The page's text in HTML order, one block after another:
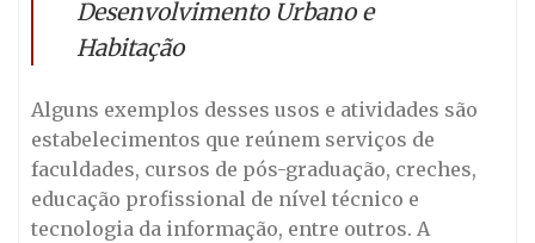
Desenvolvimento Urbano e
Habitação
Alguns exemplos desses usos e atividades são
estabelecimentos que reúnem serviços de
faculdades, cursos de pós-graduação, creches,
educação profissional de nível técnico e
tecnologia da informação, entre outros. A